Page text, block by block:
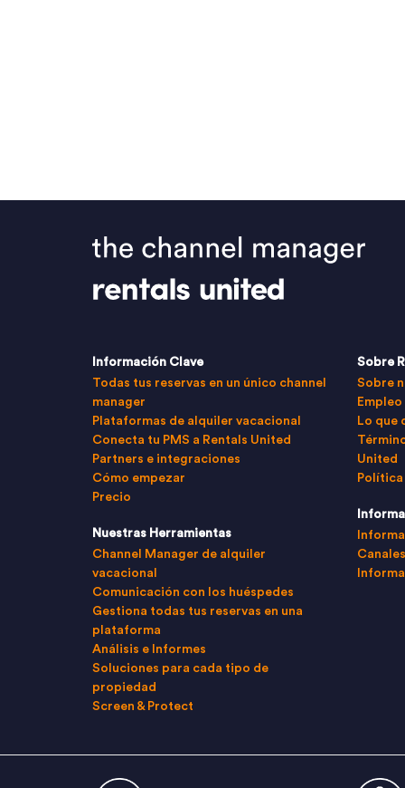
Información Clave
Todas tus reservas en un único channel
manager
Plataformas de alquiler vacacional
Conecta tu PMS a Rentals United
Partners e integraciones
Cómo empezar
Precio
Nuestras Herramientas
Channel Manager de alquiler
vacacional
Comunicación con los huéspedes
Gestiona todas tus reservas en una
plataforma
Análisis e Informes
Soluciones para cada tipo de
propiedad
Screen & Protect
Sobre
Sobre
Empleo
Lo que
United